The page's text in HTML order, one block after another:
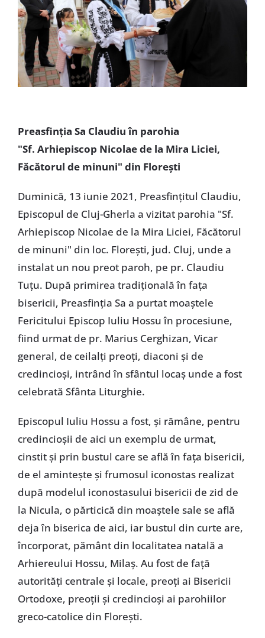
Preasfinția Sa Claudiu în parohia
"Sf. Arhiepiscop Nicolae de la Mira Liciei,
Făcătorul de minuni" din Florești
Duminică, 13 iunie 2021, Preasfințitul Claudiu,
Episcopul de Cluj-Gherla a vizitat parohia "Sf.
Arhiepiscop Nicolae de la Mira Liciei, Făcătorul
de minuni" din loc. Florești, jud. Cluj, unde a
instalat un nou preot paroh, pe pr. Claudiu
Tuțu. După primirea tradițională în fața
bisericii, Preasfinția Sa a purtat moaștele
Fericitului Episcop Iuliu Hossu în procesiune,
fiind urmat de pr. Marius Cerghizan, Vicar
general, de ceilalți preoți, diaconi și de
credincioși, intrând în sfântul locaș unde a fost
celebrată Sfânta Liturghie.
Episcopul Iuliu Hossu a fost, și rămâne, pentru
credincioșii de aici un exemplu de urmat,
cinstit și prin bustul care se află în fața bisericii,
de el amintește și frumosul iconostas realizat
după modelul iconostasului bisericii de zid de
la Nicula, o părticică din moaștele sale se află
deja în biserica de aici, iar bustul din curte are,
încorporat, pământ din localitatea natală a
Arhiereului Hossu, Milaș. Au fost de față
autorități centrale și locale, preoți ai Bisericii
Ortodoxe, preoții și credincioși ai parohiilor
greco-catolice din Florești.